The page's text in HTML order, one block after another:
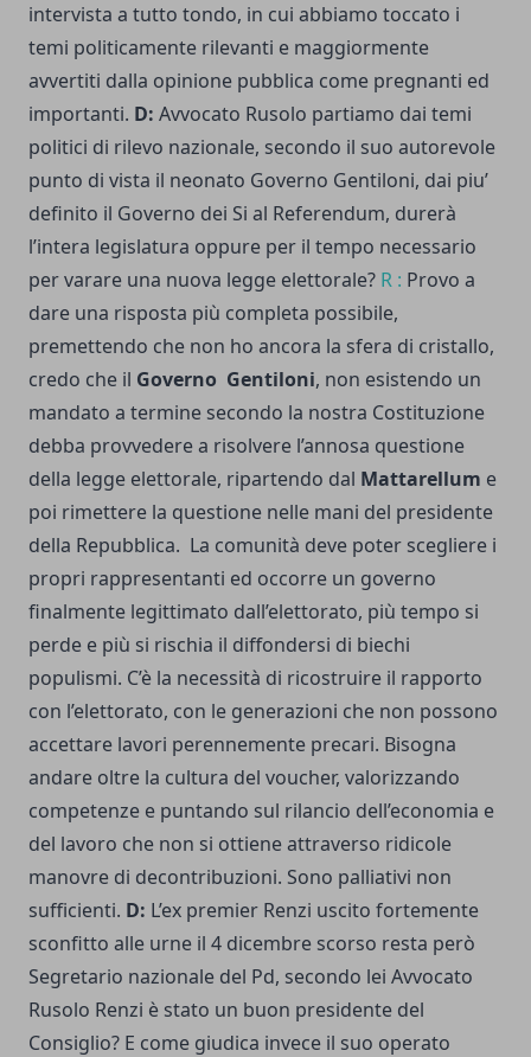
intervista a tutto tondo, in cui abbiamo toccato i
temi politicamente rilevanti e maggiormente
avvertiti dalla opinione pubblica come pregnanti ed
importanti. D: Avvocato Rusolo partiamo dai temi
politici di rilevo nazionale, secondo il suo autorevole
punto di vista il neonato Governo Gentiloni, dai piu’
definito il Governo dei Si al Referendum, durerà
l’intera legislatura oppure per il tempo necessario
per varare una nuova legge elettorale? R : Provo a
dare una risposta più completa possibile,
premettendo che non ho ancora la sfera di cristallo,
credo che il Governo Gentiloni, non esistendo un
mandato a termine secondo la nostra Costituzione
debba provvedere a risolvere l’annosa questione
della legge elettorale, ripartendo dal Mattarellum e
poi rimettere la questione nelle mani del presidente
della Repubblica. La comunità deve poter scegliere i
propri rappresentanti ed occorre un governo
finalmente legittimato dall’elettorato, più tempo si
perde e più si rischia il diffondersi di biechi
populismi. C’è la necessità di ricostruire il rapporto
con l’elettorato, con le generazioni che non possono
accettare lavori perennemente precari. Bisogna
andare oltre la cultura del voucher, valorizzando
competenze e puntando sul rilancio dell’economia e
del lavoro che non si ottiene attraverso ridicole
manovre di decontribuzioni. Sono palliativi non
sufficienti. D: L’ex premier Renzi uscito fortemente
sconfitto alle urne il 4 dicembre scorso resta però
Segretario nazionale del Pd, secondo lei Avvocato
Rusolo Renzi è stato un buon presidente del
Consiglio? E come giudica invece il suo operato